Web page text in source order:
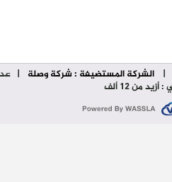
| الشركة المستضيفة : شركة وصلة |
من 12 ألف